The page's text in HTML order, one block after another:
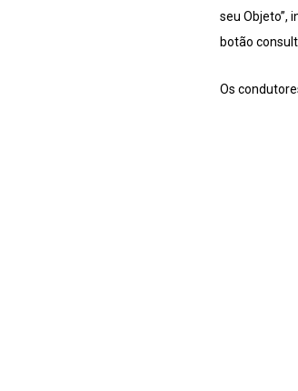
seu Objeto”,
botão
Os